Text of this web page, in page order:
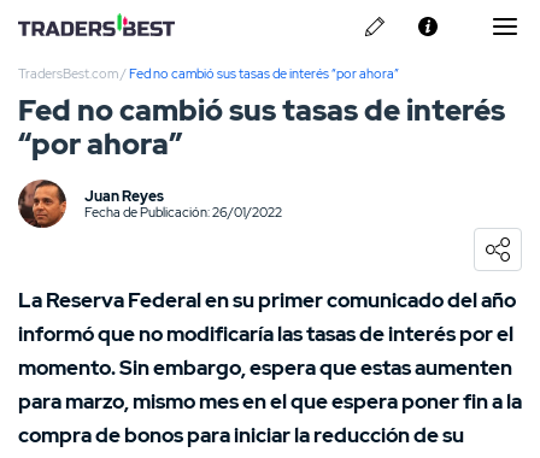
Opiniones sobre IronFX
Opiniones sobre HYCM
Opiniones sobre FP-Markets
Opiniones sobre XTB
Política de Privacidad
Contacto
TradersBest.com/Fed no cambió sus tasas de interés “por ahora”
Fed no cambió sus tasas de interés
“por ahora”
Juan Reyes
Fecha de Publicación: 26/01/2022
La Reserva Federal en su primer comunicado del año
informó que no modificaría las tasas de interés por el
momento. Sin embargo, espera que estas aumenten
para marzo, mismo mes en el que espera poner fin a la
compra de bonos para iniciar la reducción de su